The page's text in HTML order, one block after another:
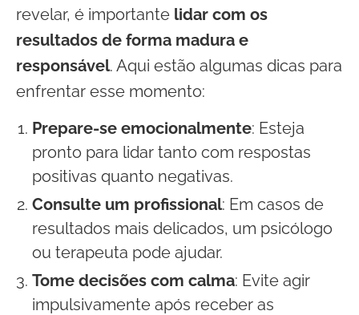
revelar, é importante lidar com os
resultados de forma madura e
responsável. Aqui estão algumas dicas para
enfrentar esse momento:
Prepare-se emocionalmente: Esteja
pronto para lidar tanto com respostas
positivas quanto negativas.
Consulte um profissional: Em casos de
resultados mais delicados, um psicólogo
ou terapeuta pode ajudar.
Tome decisões com calma: Evite agir
impulsivamente após receber as